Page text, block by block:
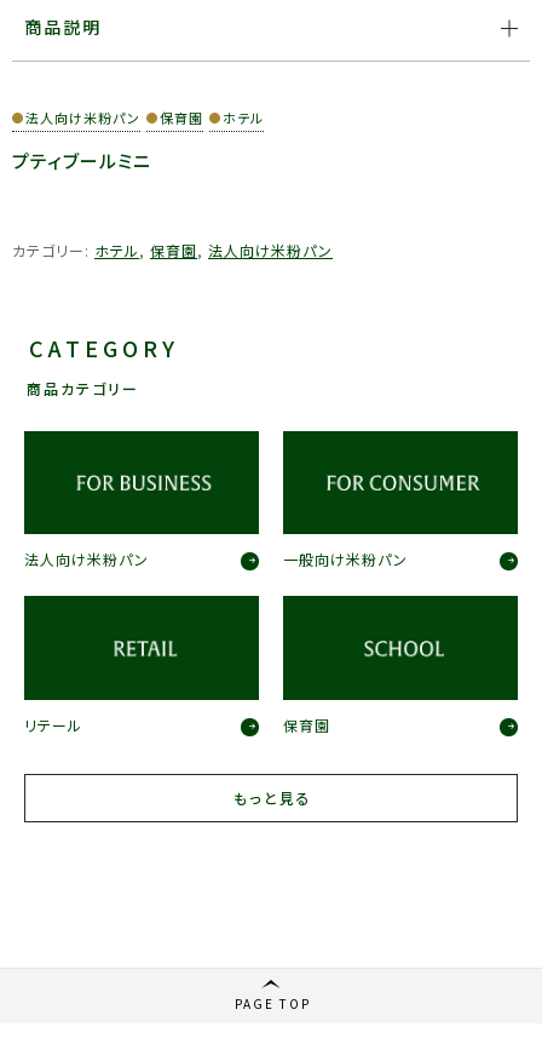
商品説明
●法人向け米粉パン ●保育園 ● ホテル
プティブールミニ
カテゴリー: ホテル, 保育園, 法人向け米粉パン
CATEGORY
商品カテゴリー
法人向け米粉パン 一般向け米粉パン
リテール 保育園
もっと見る
PAGE TOP